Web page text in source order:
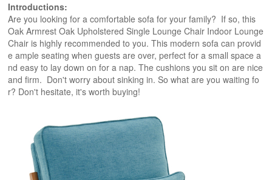
Introductions:
Are you looking for a comfortable sofa for your family? If so, this
Oak Armrest Oak Upholstered Single Lounge Chair Indoor Lounge
Chair is highly recommended to you. This modern sofa can provid
e ample seating when guests are over, perfect for a small space a
nd easy to lay down on for a nap. The cushions you sit on are nice
and firm. Don't worry about sinking in. So what are you waiting fo
r? Don't hesitate, it's worth buying!